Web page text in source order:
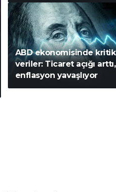
ABD ekonomisinde kritik
veriler: Ticaret açığı arttı,
enflasyon yavaşlıyor